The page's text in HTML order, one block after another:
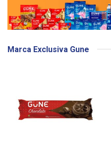
Marca Exclusiva Gune